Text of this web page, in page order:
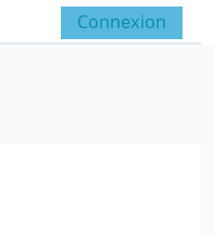
Activer/désactiver la
Connexion